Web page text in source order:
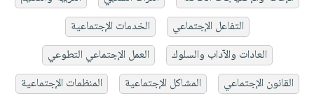
التفاعل الإجتماعي
الخدمات الإجتماعية
العادات والآداب والسلوك
العمل الإجتماعي التطوعي
القانون الإجتماعي
المشاكل الإجتماعية
المنظمات الإجتماعية